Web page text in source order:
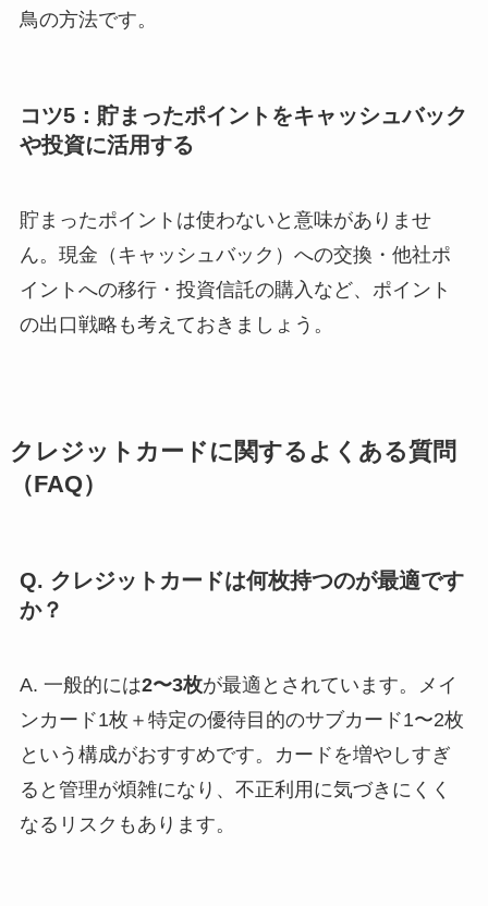
鳥の方法です。
コツ5：貯まったポイントをキャッシュバック
や投資に活用する
貯まったポイントは使わないと意味がありませ
ん。現金（キャッシュバック）への交換・他社ポ
イントへの移行・投資信託の購入など、ポイント
の出口戦略も考えておきましょう。
クレジットカードに関するよくある質問
（FAQ）
Q. クレジットカードは何枚持つのが最適です
か？
A. 一般的には2〜3枚が最適とされています。メイ
ンカード1枚＋特定の優待目的のサブカード1〜2枚
という構成がおすすめです。カードを増やしすぎ
ると管理が煩雑になり、不正利用に気づきにくく
なるリスクもあります。